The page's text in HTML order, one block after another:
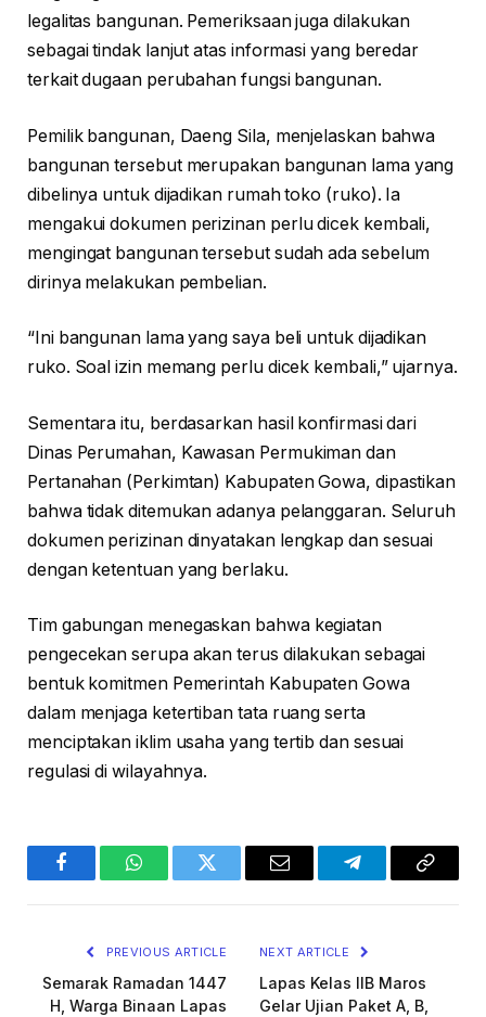
legalitas bangunan. Pemeriksaan juga dilakukan
sebagai tindak lanjut atas informasi yang beredar
terkait dugaan perubahan fungsi bangunan.
Pemilik bangunan, Daeng Sila, menjelaskan bahwa
bangunan tersebut merupakan bangunan lama yang
dibelinya untuk dijadikan rumah toko (ruko). Ia
mengakui dokumen perizinan perlu dicek kembali,
mengingat bangunan tersebut sudah ada sebelum
dirinya melakukan pembelian.
“Ini bangunan lama yang saya beli untuk dijadikan
ruko. Soal izin memang perlu dicek kembali,” ujarnya.
Sementara itu, berdasarkan hasil konfirmasi dari
Dinas Perumahan, Kawasan Permukiman dan
Pertanahan (Perkimtan) Kabupaten Gowa, dipastikan
bahwa tidak ditemukan adanya pelanggaran. Seluruh
dokumen perizinan dinyatakan lengkap dan sesuai
dengan ketentuan yang berlaku.
Tim gabungan menegaskan bahwa kegiatan
pengecekan serupa akan terus dilakukan sebagai
bentuk komitmen Pemerintah Kabupaten Gowa
dalam menjaga ketertiban tata ruang serta
menciptakan iklim usaha yang tertib dan sesuai
regulasi di wilayahnya.
FacebookWhatsAppTwitter Email TelegramCopy
PREVIOUS ARTICLE
Semarak Ramadan 1447
H, Warga Binaan Lapas
NEXT ARTICLE
Lapas Kelas IIB Maros
Gelar Ujian Paket A, B,